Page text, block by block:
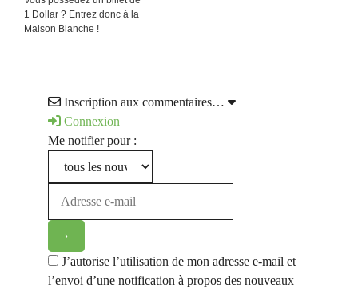
1 Dollar ? Entrez donc à la
Maison Blanche !
Inscription aux commentaires…
Connexion
Me notifier pour :
J’autorise l’utilisation de mon adresse e-mail et
l’envoi d’une notification à propos des nouveaux